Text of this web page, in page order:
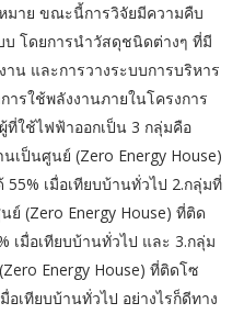
มาย ขณะนี้การวิจัยมีความคืบ
โดยการนำวัสดุชนิดต่างๆ ที่มี
น และการวางระบบการบริหาร
ารใช้พลังงานภายในโครงการ
ที่ใช้ไฟฟ้าออกเป็น 3 กลุ่มคือ
เป็นศูนย์ (Zero Energy House)
เมื่อเทียบบ้านทั่วไป 2.กลุ่มที่
(Zero Energy House) ที่ติด
เมื่อเทียบบ้านทั่วไป และ 3.กลุ่ม
Energy House) ที่ติดโซ
เทียบบ้านทั่วไป อย่างไรก็ดีทาง